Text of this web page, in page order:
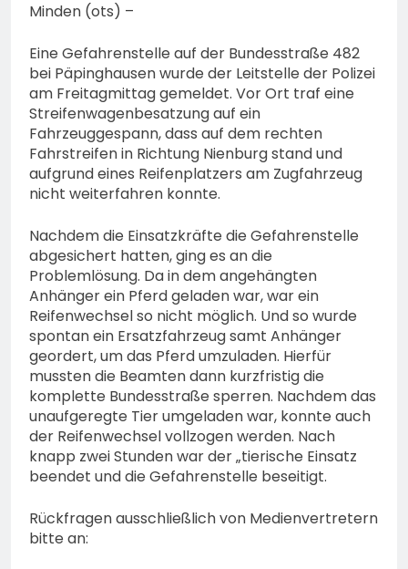
Minden (ots) –
Eine Gefahrenstelle auf der Bundesstraße 482
bei Päpinghausen wurde der Leitstelle der Polizei
am Freitagmittag gemeldet. Vor Ort traf eine
Streifenwagenbesatzung auf ein
Fahrzeuggespann, dass auf dem rechten
Fahrstreifen in Richtung Nienburg stand und
aufgrund eines Reifenplatzers am Zugfahrzeug
nicht weiterfahren konnte.
Nachdem die Einsatzkräfte die Gefahrenstelle
abgesichert hatten, ging es an die
Problemlösung. Da in dem angehängten
Anhänger ein Pferd geladen war, war ein
Reifenwechsel so nicht möglich. Und so wurde
spontan ein Ersatzfahrzeug samt Anhänger
geordert, um das Pferd umzuladen. Hierfür
mussten die Beamten dann kurzfristig die
komplette Bundesstraße sperren. Nachdem das
unaufgeregte Tier umgeladen war, konnte auch
der Reifenwechsel vollzogen werden. Nach
knapp zwei Stunden war der „tierische Einsatz
beendet und die Gefahrenstelle beseitigt.
Rückfragen ausschließlich von Medienvertretern
bitte an: